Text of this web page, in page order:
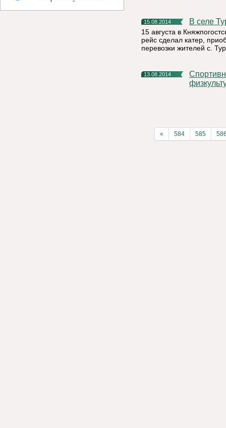
15.08.2014 В селе
15 августа в
рейс сделал катер,
перевозки жителей с.
13.08.2014
Спортивный праздник, Посвященный Всероссийскому Дню
« 584 585